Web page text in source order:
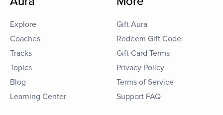
Explore
Coaches
Tracks
Topics
Blog
Learning Center
Gift Aura
Redeem Gift Code
Gift Card Terms
Privacy Policy
Terms of Service
Support FAQ